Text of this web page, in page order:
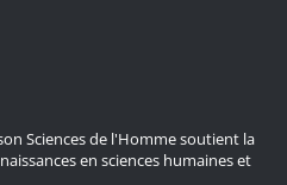
Sciences de l'Homme soutient la
en sciences humaines et